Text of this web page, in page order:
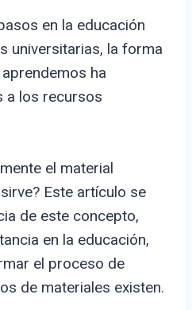
en la educación
universitarias, la forma
ha
a los recursos
el material
Este artículo se
de este concepto,
en la educación,
el proceso de
de materiales existen.